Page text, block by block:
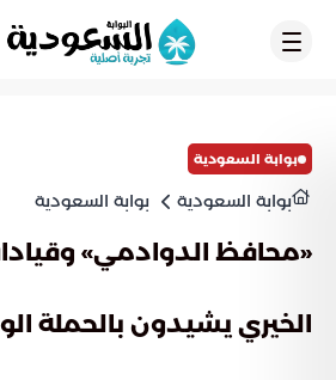
بوابة السعودية
بوابة السعودية بوابة السعودية
«محافظ الدوادمي»
الخيري يشيدون بالحملة